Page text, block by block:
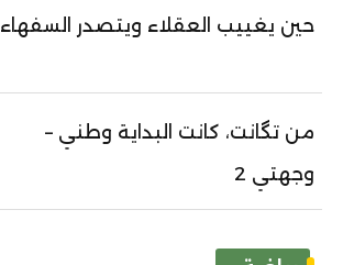
حين يغييب العقلاء ويتصدر السفهاء
من تگانت، كانت البداية وطني –
وجهتي 2